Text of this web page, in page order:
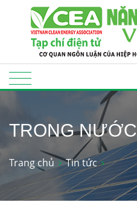
TRONG NƯỚC
Trang chủ Tin tức